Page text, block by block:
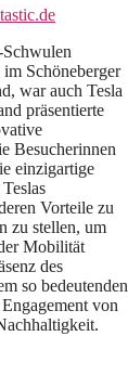
Schöneberger
war auch Tesla
präsentierte
Besucherinnen
einzigartige
Vorteile zu
zu stellen, um
Mobilität
des
so bedeutenden
von